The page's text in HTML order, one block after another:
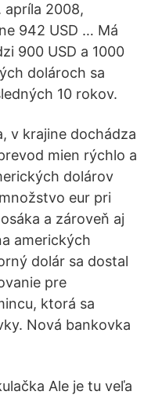
apríla 2008,
942 USD … Má
900 USD a 1000
dolároch sa
10 rokov.
v krajine dochádza
mien rýchlo a
dolárov
eur pri
a zároveň aj
amerických
dolár sa dostal
pre
ktorá sa
Nová bankovka
Ale je tu veľa